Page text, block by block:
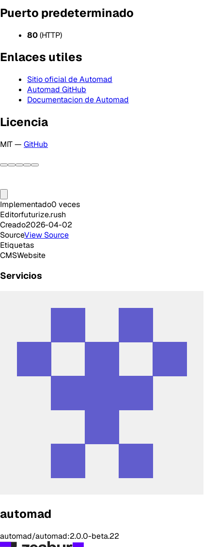
Puerto predeterminado
80(HTTP)
Enlaces utiles
Sitio oficial de Automad
Automad GitHub
Documentacion de Automad
Licencia
MIT — GitHub
Implementado0 veces
Editorfuturize.rush
Creado2026-04-02
SourceView Source
Etiquetas
CMSWebsite
Servicios
automad
automad/automad:2.0.0-beta.22